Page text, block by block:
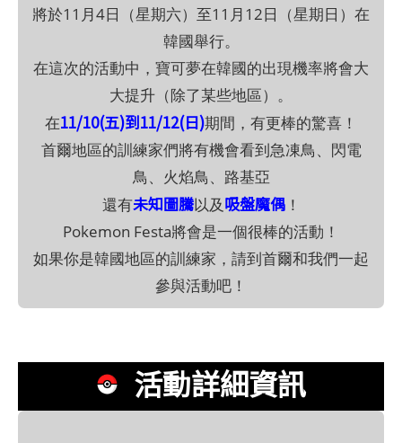
將於11月4日（星期六）至11月12日（星期日）在
韓國舉行。
在這次的活動中，寶可夢在韓國的出現機率將會大
大提升（除了某些地區）。
在11/10(五)到11/12(日)期間，有更棒的驚喜！
首爾地區的訓練家們將有機會看到急凍鳥、閃電
鳥、火焰鳥、路基亞
還有未知圖騰以及吸盤魔偶！
Pokemon Festa將會是一個很棒的活動！
如果你是韓國地區的訓練家，請到首爾和我們一起
參與活動吧！
活動詳細資訊